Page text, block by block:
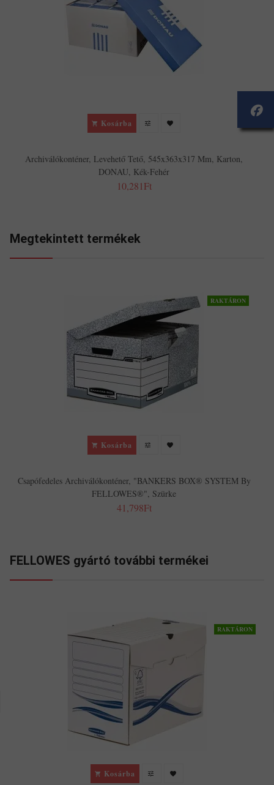
Kosárba
Archiválókonténer, Levehető Tető, 545x363x317 Mm, Karton,
DONAU, Kék-Fehér
10,281Ft
Megtekintett termékek
RAKTÁRON
Kosárba
Csapófedeles Archiválókonténer, "BANKERS BOX® SYSTEM By
FELLOWES®", Szürke
41,798Ft
FELLOWES gyártó további termékei
RAKTÁRON
Kosárba